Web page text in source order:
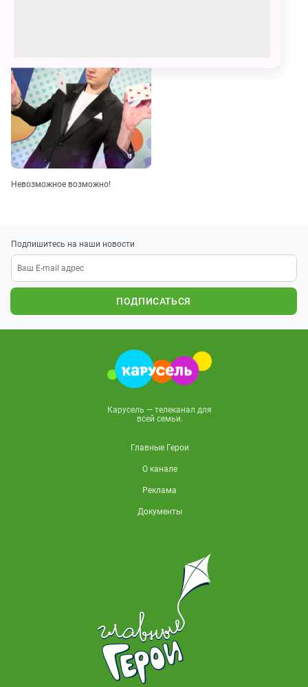
Невозможное возможно!
Подпишитесь на наши новости
ПОДПИСАТЬСЯ
Карусель — телеканал для
всей семьи.
Главные Герои
О канале
Реклама
Документы